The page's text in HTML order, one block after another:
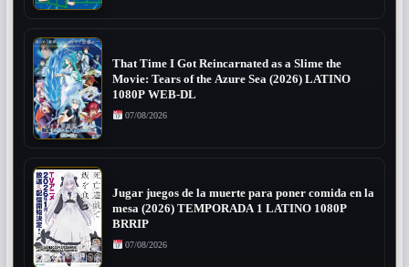
That Time I Got Reincarnated as a Slime the
Movie: Tears of the Azure Sea (2026) LATINO
1080P WEB-DL
07/08/2026
Jugar juegos de la muerte para poner comida en la
mesa (2026) TEMPORADA 1 LATINO 1080P
BRRIP
07/08/2026